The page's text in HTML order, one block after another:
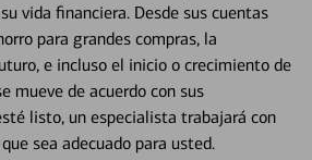
vida financiera. Desde sus cuentas
para grandes compras, la
e incluso el inicio o crecimiento de
mueve de acuerdo con sus
listo, un especialista trabajará con
sea adecuado para usted.